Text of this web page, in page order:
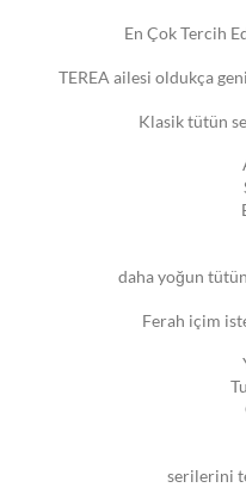
En Çok Tercih
TEREA ailesi oldukça
Klasik tütün
daha yoğun
Ferah içim
serilerini